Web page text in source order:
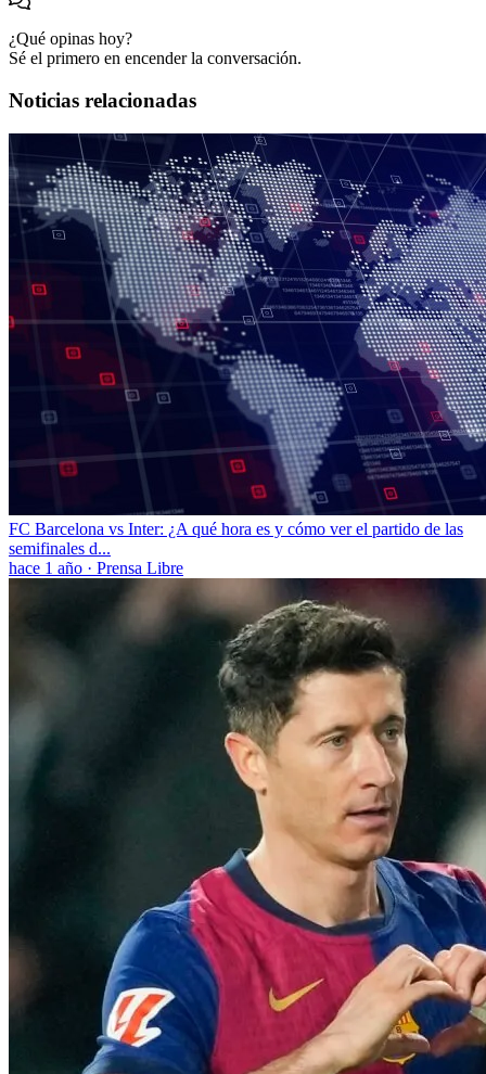
¿Qué opinas hoy?
Sé el primero en encender la conversación.
Noticias relacionadas
FC Barcelona vs Inter: ¿A qué hora es y cómo ver el partido de las
semifinales d...
hace 1 año · Prensa Libre